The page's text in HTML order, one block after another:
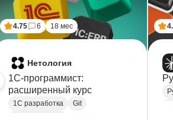
4.75 6 18 мес
Нетология
1C-программист:
расширенный курс
1С разработка
Git